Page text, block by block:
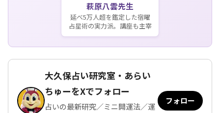
萩原八雲先生
延べ5万人超を鑑定した宿曜
占星術の実力派。講座も主宰
大久保占い研究室・あらい
ちゅーをXでフォロー
占いの最新研究／ミニ開運法／運
フォロー